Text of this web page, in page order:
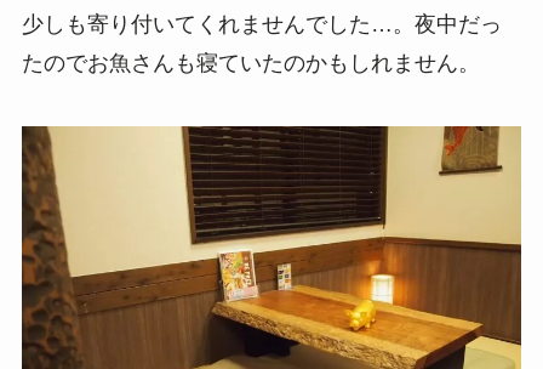
少しも寄り付いてくれませんでした…。夜中だっ
たのでお魚さんも寝ていたのかもしれません。